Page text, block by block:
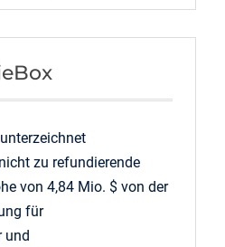
zu refundierende
von 4,84 Mio. $ von der
für
und